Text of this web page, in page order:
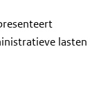
lasten